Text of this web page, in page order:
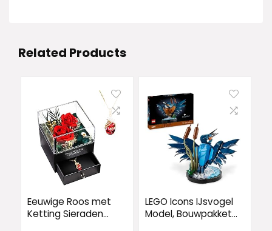
Related Products
Eeuwige Roos met
Ketting Sieraden
LEGO Icons IJsvogel
Model, Bouwpakket